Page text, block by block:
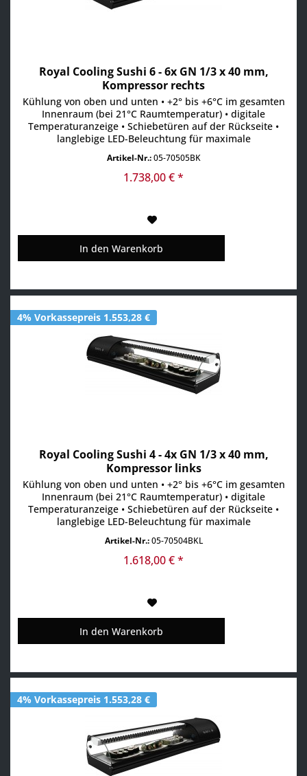
Royal Cooling Sushi 6 - 6x GN 1/3 x 40 mm,
Kompressor rechts
Kühlung von oben und unten • +2° bis +6°C im gesamten
Innenraum (bei 21°C Raumtemperatur) • digitale
Temperaturanzeige • Schiebetüren auf der Rückseite •
langlebige LED-Beleuchtung für maximale
Sichtbarkeit der Produkte • Scheiben aus gehärtetem Glas
• aufklappbare Frontscheibe • inkl. GN-Behälter
Artikel-Nr.:05-70505BK
1.738,00 € *
In den Warenkorb
4% Vorkassepreis 1.553,28 €
Royal Cooling Sushi 4 - 4x GN 1/3 x 40 mm,
Kompressor links
Kühlung von oben und unten • +2° bis +6°C im gesamten
Innenraum (bei 21°C Raumtemperatur) • digitale
Temperaturanzeige • Schiebetüren auf der Rückseite •
langlebige LED-Beleuchtung für maximale
Sichtbarkeit der Produkte • Scheiben aus gehärtetem Glas
• aufklappbare Frontscheibe • inkl. GN-Behälter
Artikel-Nr.:05-70504BKL
1.618,00 € *
In den Warenkorb
4% Vorkassepreis 1.553,28 €